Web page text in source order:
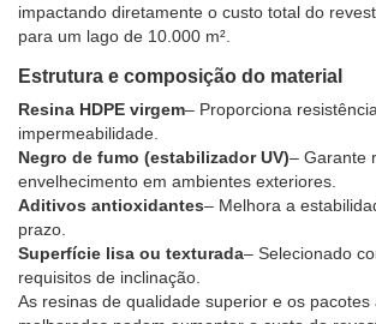
impactando diretamente o custo total do
para um lago de 10.000 m².
Estrutura e composição do material
Resina HDPE virgem– Proporciona
impermeabilidade.
Negro de fumo (estabilizador UV)– Garante
envelhecimento em ambientes exteriores.
Aditivos antioxidantes– Melhora a
prazo.
Superfície lisa ou texturada– Selecionado
requisitos de inclinação.
As resinas de qualidade superior e os pacotes